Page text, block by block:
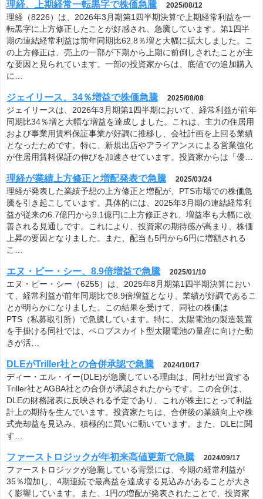
理経、上期経常一転黒字で株価急騰 2025/08/12
理経（8226）は、2026年3月期第1四半期決算で上期経常利益を一
転黒字に上方修正したことが好感され、急騰しています。第1四半
期の連結経常利益は前年同期比62.8％増と大幅に拡大しました。こ
の上方修正は、売上の一部が下期から上期に前倒しされたことが主
な要因と見られています。一部の投資家からは、底値での追加購入
に…
ジェイリース、34％増益で株価急騰 2025/08/08
ジェイリースは、2026年3月期第1四半期において、経常利益が前年
同期比34％増と大幅な増益を達成しました。これは、主力の住居用
および事業用賃料保証事業が好調に推移し、会社計画を上回る業績
となったためです。特に、新規出店やアライアンスによる営業強化
が住居用賃料保証の伸びを加速させています。投資家からは「優…
理経が業績上方修正と増配発表で急騰 2025/03/24
理経が発表した業績予想の上方修正と増配が、PTS市場での株価急
騰を引き起こしています。具体的には、2025年3月期の連結経常利
益が従来の6.7億円から9.1億円に上方修正され、増益率も大幅に改
善される見通しです。これにより、投資家の期待感が高まり、株価
上昇の要因となりました。また、配当も5円から6円に増額される
こ…
エヌ・ピー・シー、8.9倍増益で急騰 2025/01/10
エヌ・ピー・シー（6255）は、2025年8月期第1四半期決算におい
て、経常利益が前年同期比で8.9倍増益となり、業績が好調であるこ
とが明らかになりました。この結果を受けて、同社の株価は
PTS（私募取引所）で急騰しています。特に、太陽電池の製造装置
を手掛ける同社では、ペロブスカイト型太陽電池の量産に向けた動
きが活…
DLEがTriller社との合併承認で急騰 2024/10/17
ディー・エル・イー(DLE)が急騰している理由は、同社が出資する
Triller社とAGBA社との合併が承認されたからです。この合併は、
DLEの財務諸表に反映される予定であり、これが株主にとって利益
計上の期待を生んでいます。投資家たちは、合併後の業績向上や株
式売却益を見込み、積極的に買いに動いています。また、DLEに関
す…
ファーストロジックが年初来高値更新で急騰 2024/09/17
ファーストロジックが急騰している背景には、今期の経常利益が
35％増加し、4期連続で最高益を達成する見込みがあることが大き
く影響しています。また、1円の増配が発表されたことで、投資家